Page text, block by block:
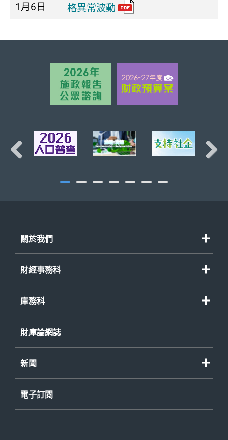
1月6日
格異常波動
頁首
關於我們
財經事務科
庫務科
財庫論網誌
新聞
電子訂閱